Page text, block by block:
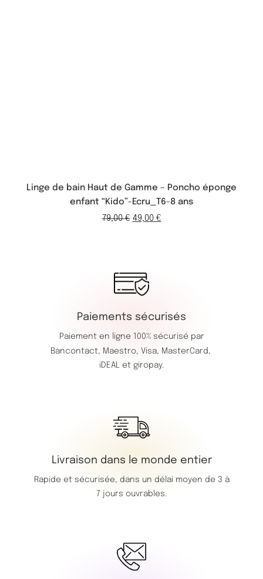
Linge de bain Haut de Gamme – Poncho éponge
enfant “Kido”-Ecru_T6-8 ans
79,00€ 49,00 €
Paiements sécurisés
Paiement en ligne 100% sécurisé par
Bancontact,
Maestro, Visa, MasterCard,
iDEAL et giropay.
Livraison dans le monde entier
Rapide et sécurisée, dans un délai moyen de 3 à
7 jours ouvrables.